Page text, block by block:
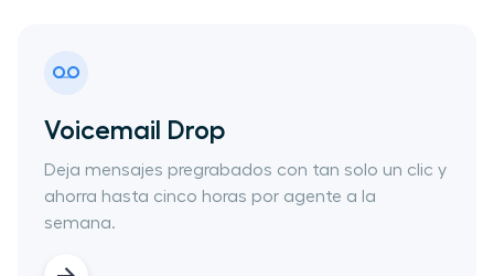
Voicemail Drop
Deja mensajes pregrabados con tan solo un clic y
ahorra hasta cinco horas por agente a la
semana.